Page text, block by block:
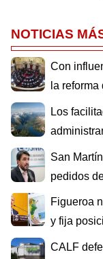
NOTICIAS
Con
la
Los
San
pedidos
Figueroa
y fija
CALF